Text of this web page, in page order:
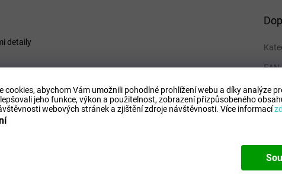
cookies, abychom Vám umožnili pohodlné prohlížení webu a díky analýze
jeho funkce, výkon a použitelnost, zobrazení přizpůsobeného
webových stránek a zjištění zdroje návštěvnosti. Více informací
detaily
EAN: